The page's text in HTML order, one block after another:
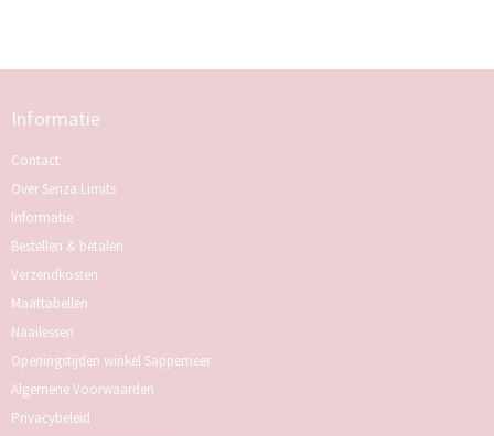
Informatie
Contact
Over Senza Limits
Informatie
Bestellen & betalen
Verzendkosten
Maattabellen
Naailessen
Openingstijden winkel Sappemeer
Algemene Voorwaarden
Privacybeleid